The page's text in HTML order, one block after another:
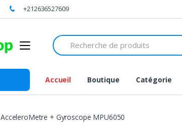
+212636527609
Search
for:
Accueil Boutique Catégorie
AcceleroMetre + Gyroscope MPU6050